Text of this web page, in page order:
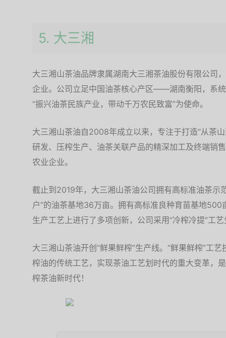
5. 大三湘
大三湘山茶油品牌隶属湖南大三湘茶油股份有限公司
企业。公司立足中国油茶核心产区——湖南衡阳，系
“振兴油茶民族产业，带动千万农民致富”为使命。
大三湘山茶油自2008年成立以来，专注于打造“从茶
研发、压榨生产、油茶关联产品的精深加工及终端销
农业企业。
截止到2019年，大三湘山茶油公司拥有高标准油茶示
户”的油茶基地36万亩。拥有高标准良种育苗基地
生产工艺上进行了多项创新，公司采用“冷榨冷提”工
大三湘山茶油开创“鲜果鲜榨”生产线。“鲜果鲜榨”工
榨油的传统工艺，实现茶油工艺划时代的重大变革，
榨茶油新时代！